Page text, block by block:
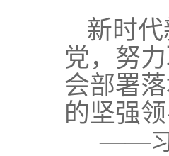
新时
党，努
会部署
的坚强
——